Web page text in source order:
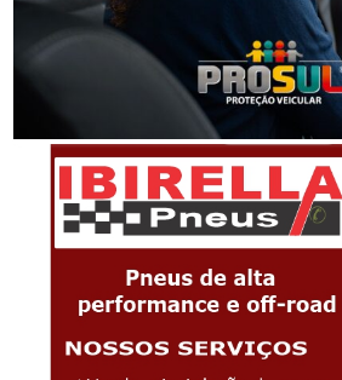
Homem que beijou criança de 11
terá de indenizar vítima e familiar
-Anúncio-